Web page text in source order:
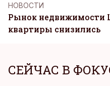
НОВОСТИ
Рынок недвижимости
квартиры снизились
СЕЙЧАС В